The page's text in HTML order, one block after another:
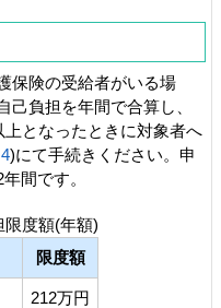
保険の受給者がいる場
負担を年間で合算し、
となったときに対象者へ
)にて手続きください。申
間です。
限度額(年額)
限度額
212万円